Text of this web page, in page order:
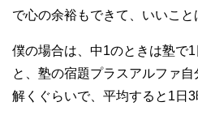
で心の余裕もできて、いいこと
僕の場合は、中1のときは塾で
と、塾の宿題プラスアルファ
解くぐらいで、平均すると1日3